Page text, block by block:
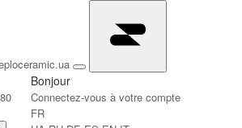
Bonjour
Connectez-vous à votre compte
FR